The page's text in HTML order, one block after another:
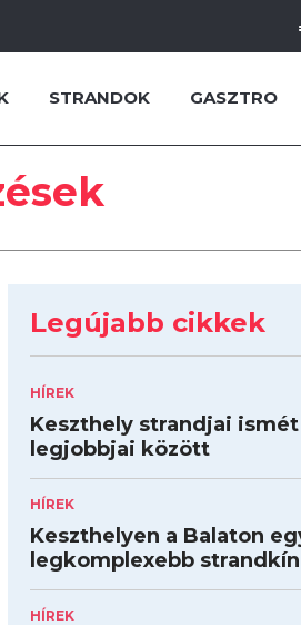
STRANDOK GASZTRO
Legújabb cikkek
HÍREK
Keszthely strandjai
legjobbjai között
HÍREK
Keszthelyen a Balaton
legkomplexebb
HÍREK